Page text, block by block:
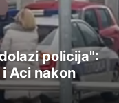
policija":
Aci nakon